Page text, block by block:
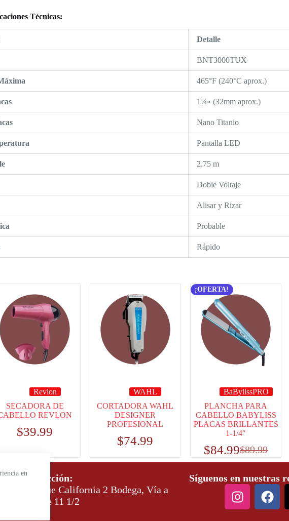
en
Técnicas:
Detalle
BNT3000TUX
465°F (240°C aprox.)
1¼» (32mm aprox.)
Nano Titanio
Pantalla LED
2.75 m
Doble Voltaje
Alisar y Rizar
Probable
Rápido
Revlon
SECADORA DE
REVLON
$39.99
WAHL
CORTADORA WAHL
DESIGNER
PROFESIONAL
$74.99
¡OFERTA!
BaBylissPRO
PLANCHA PARA
CABELLO BABYLISS
PLACAS BRILLANTES
1-1/4″
$89.99
$84.99
Dirección:
Parque California 2 Bodega, Vía a
Daule 11 1/2
Síguenos en nuestras